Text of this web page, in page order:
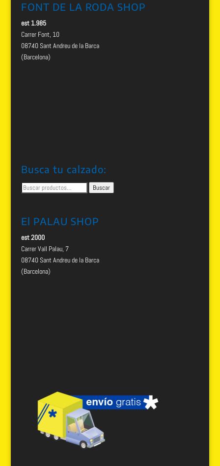
FONT DE LA RODA SHOP
est 1.985
Carrer Font, 10
08740 Sant Andreu de la Barca
(Barcelona)
Busca tu calzado:
Buscar
Buscar
El PALAU SHOP
est 2000
Carrer Vall Palau, 7
08740 Sant Andreu de la Barca
(Barcelona)